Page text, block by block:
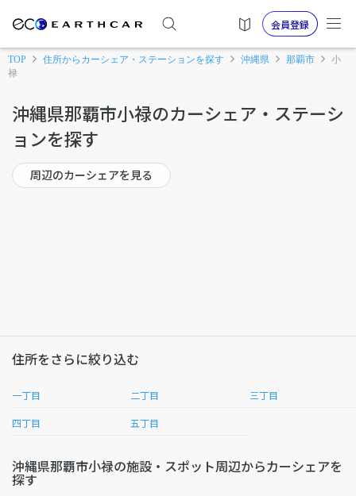
会員登録
TOP 住所からカーシェア・ステーションを探す 沖縄県 那覇市
小
禄
沖縄県那覇市小禄のカーシェア・ステーシ
ョンを探す
周辺のカーシェアを見る
住所をさらに絞り込む
一丁目 二丁目 三丁目
四丁目 五丁目
沖縄県那覇市小禄の施設・スポット周辺からカーシェアを
探す